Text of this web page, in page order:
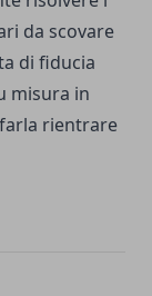
da scovare
di fiducia
misura in
rientrare